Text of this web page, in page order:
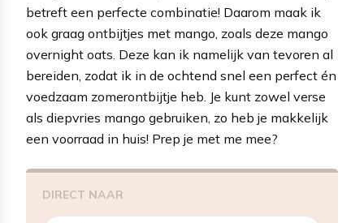
betreft een perfecte combinatie! Daarom maak ik
ook graag ontbijtjes met mango, zoals deze mango
overnight oats. Deze kan ik namelijk van tevoren al
bereiden, zodat ik in de ochtend snel een perfect én
voedzaam zomerontbijtje heb. Je kunt zowel verse
als diepvries mango gebruiken, zo heb je makkelijk
een voorraad in huis! Prep je met me mee?
DIRECT NAAR